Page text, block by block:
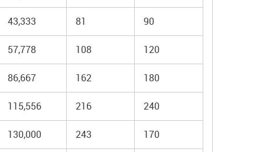
43,333 81 90
57,778 108 120
86,667 162 180
115,556 216 240
130,000 243 170